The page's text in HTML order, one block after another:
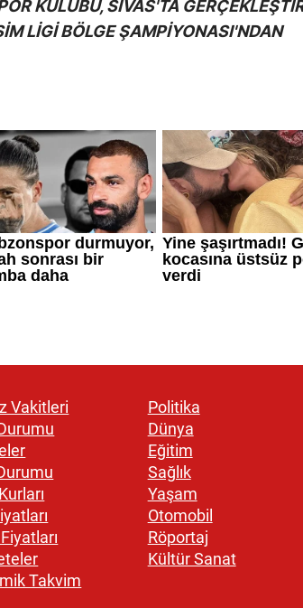
KULÜBÜ, SİVAS'TA
LİGİ BÖLGE ŞAMPİYONASI'NDAN
Vakitleri
Takvim
Politika
Dünya
Eğitim
Sağlık
Yaşam
Otomobil
Röportaj
Kültür Sanat